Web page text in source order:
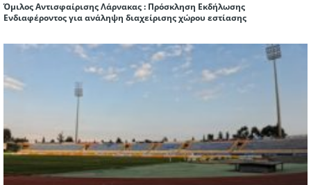
Όμιλος Αντισφαίρισης Λάρνακας : Πρόσκληση Εκδήλωσης
Ενδιαφέροντος για ανάληψη διαχείρισης χώρου εστίασης